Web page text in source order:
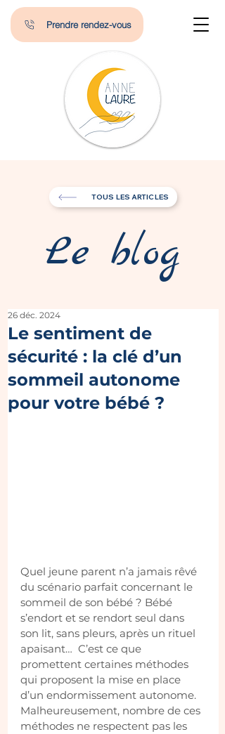
Prendre rendez-vous
TOUS LES ARTICLES
Le blog
Le sentiment de
sécurité : la clé d’un
sommeil autonome
pour votre bébé ?
26 déc. 2024
Quel jeune parent n’a jamais rêvé
du scénario parfait concernant le
sommeil de son bébé ? Bébé
s’endort et se rendort seul dans
son lit, sans pleurs, après un rituel
apaisant…  C’est ce que
promettent certaines méthodes
qui proposent la mise en place
d’un endormissement autonome.
Malheureusement, nombre de ces
méthodes ne respectent pas les